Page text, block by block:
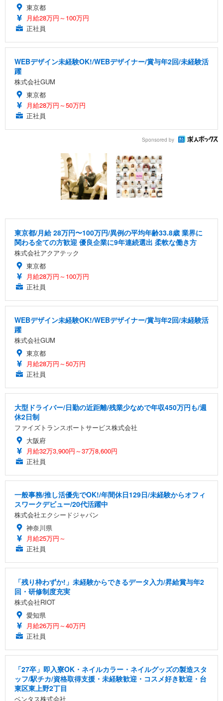
東京都
月給28万円～100万円
正社員
WEBデザイン未経験OK!/WEBデザイナー/賞与年2回/未経験活
躍
株式会社GUM
東京都
月給28万円～50万円
正社員
Sponsored by
東京都/月給 28万円〜100万円/異例の平均年齢33.8歳 業界に
関わる全ての方歓迎 優良企業に9年連続選出 柔軟な働き方
株式会社アクアテック
東京都
月給28万円～100万円
正社員
WEBデザイン未経験OK!/WEBデザイナー/賞与年2回/未経験活
躍
株式会社GUM
東京都
月給28万円～50万円
正社員
大型ドライバー/日勤の近距離/残業少なめで年収450万円も/週
休2日制
ファイズトランスポートサービス株式会社
大阪府
月給32万3,900円～37万8,600円
正社員
一般事務/推し活優先でOK!/年間休日129日/未経験からオフィ
スワークデビュー/20代活躍中
株式会社エクシードジャパン
神奈川県
月給25万円～
正社員
「残り枠わずか!」未経験からできるデータ入力/昇給賞与年2
回・研修制度充実
株式会社RIOT
愛知県
月給26万円～40万円
正社員
「27卒」即入寮OK・ネイルカラー・ネイルグッズの製造スタ
ッフ/駅チカ/資格取得支援・未経験歓迎・コスメ好き歓迎・台
東区東上野2丁目
ベンタス株式会社